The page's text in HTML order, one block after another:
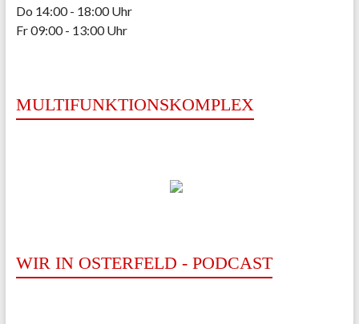
Do 14:00 - 18:00 Uhr
Fr 09:00 - 13:00 Uhr
MULTIFUNKTIONSKOMPLEX
WIR IN OSTERFELD - PODCAST